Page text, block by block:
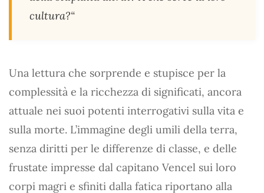
cultura?“
Una lettura che sorprende e stupisce per la
complessità e la ricchezza di significati, ancora
attuale nei suoi potenti interrogativi sulla vita e
sulla morte. L’immagine degli umili della terra,
senza diritti per le differenze di classe, e delle
frustate impresse dal capitano Vencel sui loro
corpi magri e sfiniti dalla fatica riportano alla